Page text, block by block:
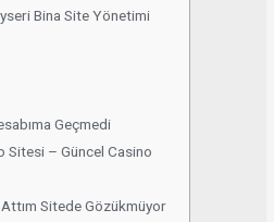
Bina Site Yönetimi
Geçmedi
Sitesi – Güncel Casino
Sitede Gözükmüyor